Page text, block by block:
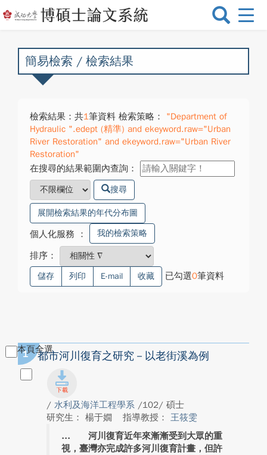
選
換
簡易檢索 / 檢索結果
檢索結果：共1筆資料 檢索策略：
"Department of
Hydraulic ".edept (精準) and ekeyword.raw="Urban
River Restoration" and ekeyword.raw="Urban River
Restoration"
在搜尋的結果範圍內查詢：
搜尋
展開檢索結果的年代分布圖
個人化服務 ： 我的檢索策略
排序：
儲存 列印 E-mail 收藏 已勾選0筆資料
本頁全選
1 都市河川復育之研究－以老街溪為例
/ 水利及海洋工程學系 /102/ 碩士
研究生： 楊于嫺
指導教授： 王筱雯
河川復育近年來漸漸受到大眾的重
視，臺灣亦完成許多河川復育計畫，但許